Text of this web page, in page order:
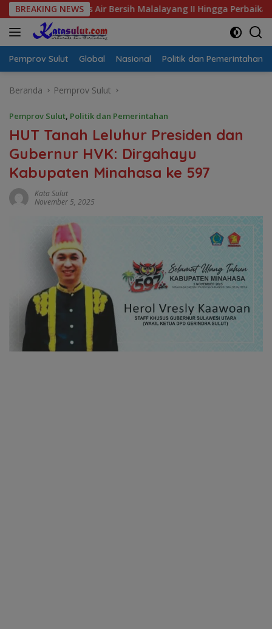
Langsung
ke
konten
BREAKING NEWS
Air Bersih Malalayang II Hingga Perbaikan Infrastruktur
Pemprov Sulut Global Nasional Politik dan Pemerintahan
Beranda Pemprov Sulut
Pemprov Sulut, Politik dan Pemerintahan
HUT Tanah Leluhur Presiden dan
Gubernur HVK: Dirgahayu
Kabupaten Minahasa ke 597
Kata Sulut
November 5, 2025